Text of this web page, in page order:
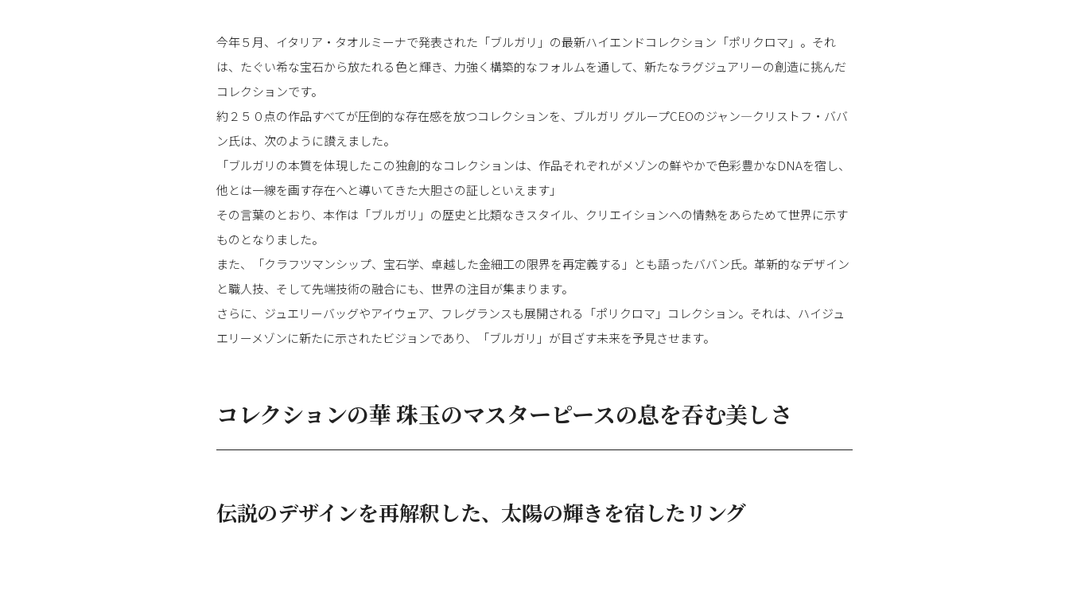
今年５月、イタリア・タオルミーナで発表された「ブルガリ」の最新ハイエンドコレクション「ポリクロマ」。それ
は、たぐい希な宝石から放たれる色と輝き、力強く構築的なフォルムを通して、新たなラグジュアリーの創造に挑んだ
コレクションです。
約２５０点の作品すべてが圧倒的な存在感を放つコレクションを、ブルガリ グループCEOのジャン―クリストフ・ババ
ン氏は、次のように讃えました。
「ブルガリの本質を体現したこの独創的なコレクションは、作品それぞれがメゾンの鮮やかで色彩豊かなDNAを宿し、
他とは一線を画す存在へと導いてきた大胆さの証しといえます」
その言葉のとおり、本作は「ブルガリ」の歴史と比類なきスタイル、クリエイションへの情熱をあらためて世界に示す
ものとなりました。
また、「クラフツマンシップ、宝石学、卓越した金細工の限界を再定義する」とも語ったババン氏。革新的なデザイン
と職人技、そして先端技術の融合にも、世界の注目が集まります。
さらに、ジュエリーバッグやアイウェア、フレグランスも展開される「ポリクロマ」コレクション。それは、ハイジュ
エリーメゾンに新たに示されたビジョンであり、「ブルガリ」が目ざす未来を予見させます。
コレクションの華 珠玉のマスターピースの息を吞む美しさ
伝説のデザインを再解釈した、太陽の輝きを宿したリング